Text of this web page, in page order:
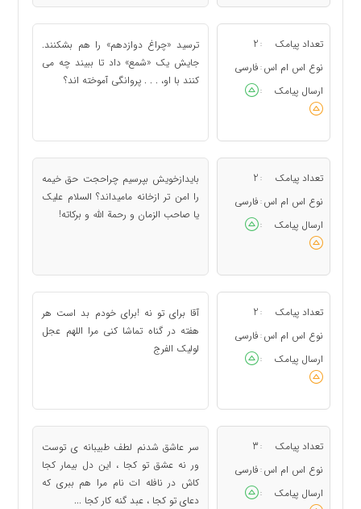
تعداد پیامک :
2
نوع اس ام اس : فارسی
ارسال پیامک
:
ترسید «چراغ دوازدهم» را هم بشکنند.
جایش یک «شمع» داد تا ببیند چه می
کنند با او، . . . پروانگی آموخته اند؟
تعداد پیامک :
2
نوع اس ام اس : فارسی
ارسال پیامک
:
بایدازخویش بپرسيم چراحجت حق خیمه
را امن تر ازخانه مامیداند؟ السلام علیک
یا صاحب الزمان و رحمة الله و برکاته!
تعداد پیامک :
2
نوع اس ام اس : فارسی
ارسال پیامک
:
آقا برای تو نه !برای خودم بد است هر
هفته در گناه تماشا کنی مرا اللهم عجل
لولیک الفرج
تعداد پیامک :
3
نوع اس ام اس : فارسی
ارسال پیامک
:
سر عاشق شدنم لطف طبیبانه ی توست
ور نه عشق تو کجا ، این دل بیمار کجا
کاش در نافله ات نام مرا هم ببری که
دعای تو کجا ، عبد گنه کار کجا ...